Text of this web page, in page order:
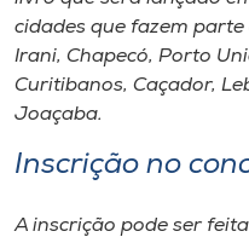
cidades que fazem
Irani, Chapecó, Porto
Curitibanos, Caçador,
Joaçaba.
Inscrição no
A inscrição pode ser